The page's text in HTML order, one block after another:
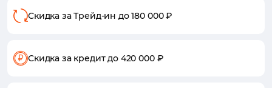
Скидка за Трейд-ин до 180 000 ₽
Скидка за кредитдо 420 000 ₽